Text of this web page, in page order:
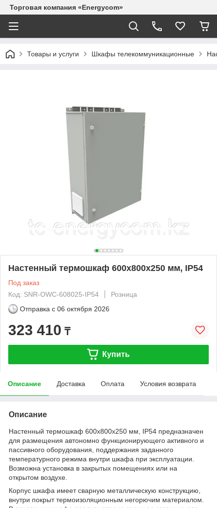
Торговая компания «Energycom»
Товары и услуги Шкафы телекоммуникационные
Настенный термошкаф 600x800x250 мм, IP54
Под заказ
Код: SNR-OWC-608025-IP54
Розница
Отправка с 06 октября 2026
323 410 ₸
Купить
Описание Доставка Оплата Условия возврата
Описание
Настенный термошкаф 600x800x250 мм, IP54 предназначен
для размещения автономно функционирующего активного и
пассивного оборудования, поддержания заданного
температурного режима внутри шкафа при эксплуатации.
Возможна установка в закрытых помещениях или на
открытом воздухе.
Корпус шкафа имеет сварную металлическую конструкцию,
внутри покрыт термоизоляционным негорючим материалом.